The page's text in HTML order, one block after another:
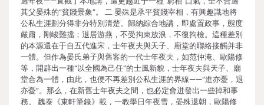
其父晏殊的“貧賤景象”。 二 晏殊是承平貧賤宰相，有興趣識地將
公私生涯劃分得非分特別清楚。歸納綜合地講，即處置政事，態度
嚴肅，剛峻難擋；退居游燕，不受拘束放浪，不復拘檢。這種差別
的本源還在于自五代進宋，士年夜夫與天子、廟堂的聯絡接觸并非
一體。但作為晏氏弟子與舊客的一代士年夜夫，如范仲淹、歐陽修
等，開辟出一種“以全國為己任”的士風新貌，士年夜夫與天子、廟
堂合為一體，由此，也便不再差別公私生涯的界線——“進亦憂，退
亦憂”。那么，在新舊士年夜夫之間，也必定會迸發出一些掉和事
務。 魏泰《東軒筆錄》載，一教學日年夜雪，晏殊退朝，歐陽修